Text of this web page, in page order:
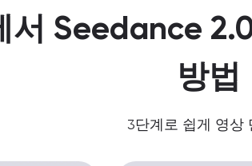
서 Seedance
방법
3단계로 쉽게 영상